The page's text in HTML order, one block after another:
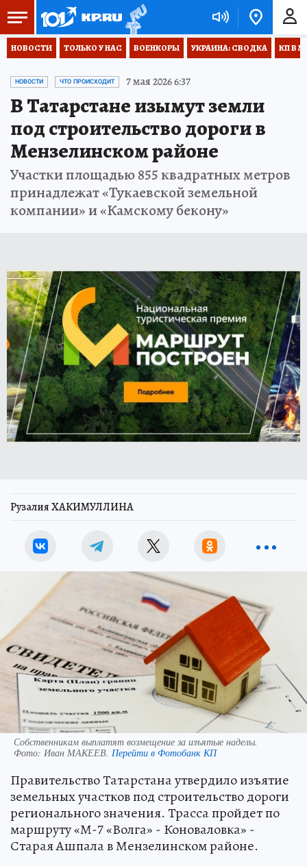
НОВОСТИ ТОЛЬКО У НАС ВОЕНКОРЫ УКРАИНА: СВОДКА КП В
НОВОСТИ ЧТО ПРОИСХОДИТ 7 мая 2026 6:37
В Татарстане изымут земли
под строительство дороги в
Мензелинском районе
Участки площадью 855 квадратных метров
принадлежат «Тукаевской земельной
компании» и «Камскому бекону»
Рузалия ХАКИМУЛЛИНА
Собственникам выплатят возмещение за изъятые наделы.
Фото: Иван МАКЕЕВ. Перейти в Фотобанк КП
Правительство Татарстана утвердило изъятие
земельных участков под строительство дороги
регионального значения. Трасса пройдет по
маршруту «М-7 «Волга» - Коноваловка» -
Старая Ашпала в Мензелинском районе.